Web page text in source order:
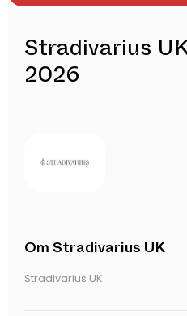
Stradivarius
2026
Om Stradivarius UK
Stradivarius UK